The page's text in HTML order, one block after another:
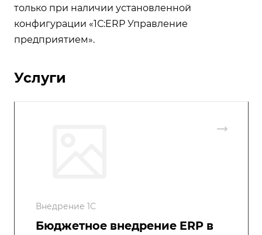
только при наличии установленной
конфигурации «1С:ERP Управление
предприятием».
Услуги
Внедрение 1С
Бюджетное внедрение ERP в